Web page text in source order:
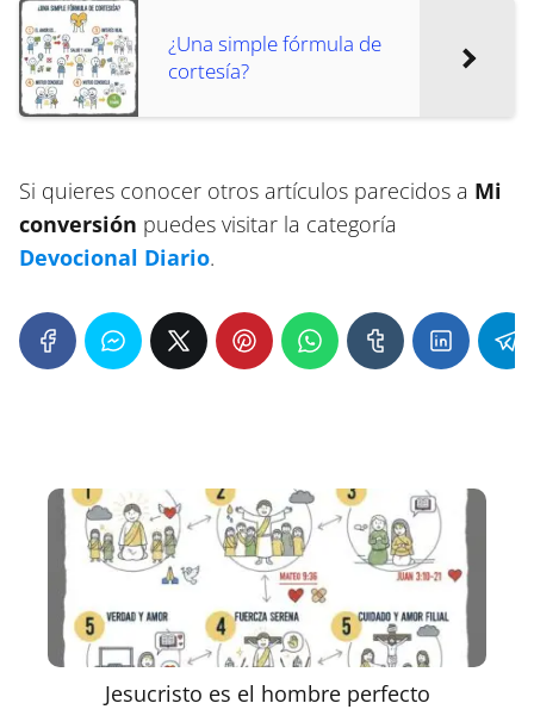
¿Una simple fórmula de
cortesía?
Si quieres conocer otros artículos parecidos a Mi
conversión puedes visitar la categoría
Devocional Diario.
Jesucristo es el hombre perfecto